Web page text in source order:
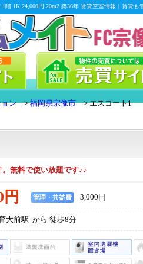
1階 1K 24,000円 20m2 築36年 賃貸空室情報｜賃
ン 福岡県宗像市 エスコート1
無料で使い放題です♪♪
管理・共益費 3,000円
大前駅 から 徒歩8分